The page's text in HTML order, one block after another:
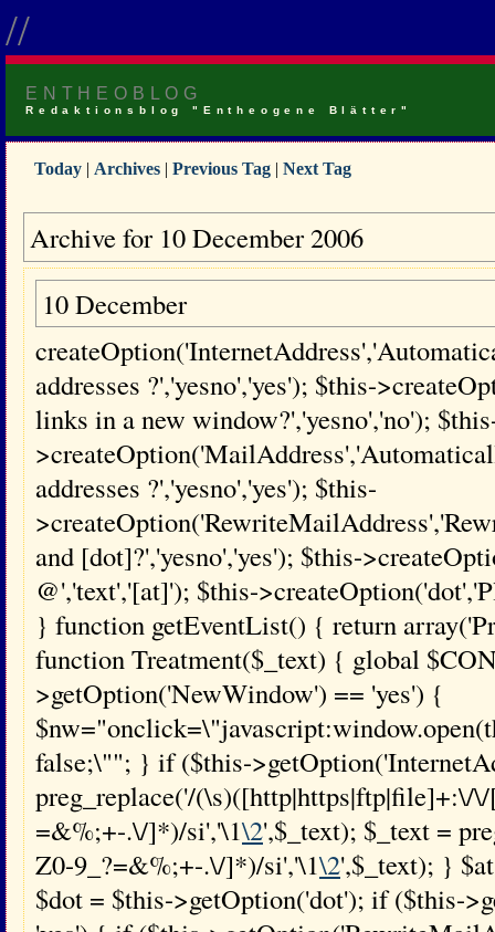
//
ENTHEOBLOG
Redaktionsblog "Entheogene Blätter"
Today | Archives | Previous Tag | Next Tag
Archive for 10 December 2006
10 December
addresses ?','yesno','yes'); $this-
links in a new window?','yesno','no');
addresses ?','yesno','yes'); $this-
and [dot]?','yesno','yes'); $this-
@','text','[at]'); $this-
} function getEventList() { return
function Treatment($_text) { global
>getOption('NewWindow') == 'yes') {
false;\""; } if ($this-
preg_replace('/(\s)([http|https|ftp|file]+:\/
=&%;+-.\/]*)/si','\1\2',$_text); $_text =
Z0-9_?=&%;+-.\/]*)/si','\1\2',$_text); }
$dot = $this->getOption('dot'); if ($this-